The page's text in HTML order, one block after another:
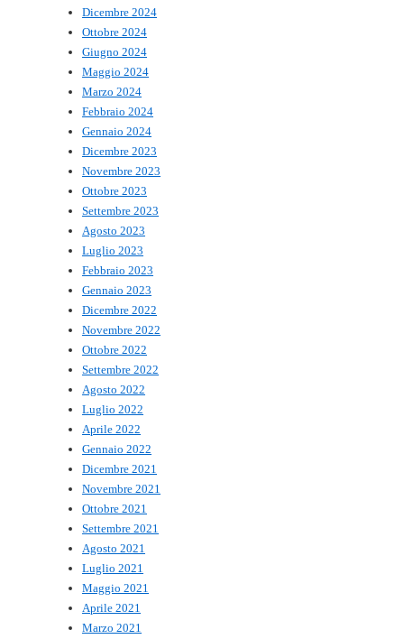
Dicembre 2024
Ottobre 2024
Giugno 2024
Maggio 2024
Marzo 2024
Febbraio 2024
Gennaio 2024
Dicembre 2023
Novembre 2023
Ottobre 2023
Settembre 2023
Agosto 2023
Luglio 2023
Febbraio 2023
Gennaio 2023
Dicembre 2022
Novembre 2022
Ottobre 2022
Settembre 2022
Agosto 2022
Luglio 2022
Aprile 2022
Gennaio 2022
Dicembre 2021
Novembre 2021
Ottobre 2021
Settembre 2021
Agosto 2021
Luglio 2021
Maggio 2021
Aprile 2021
Marzo 2021